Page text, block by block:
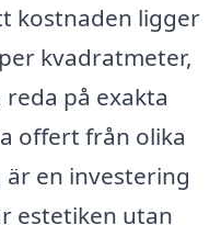
kostnaden ligger
kvadratmeter,
på exakta
offert från olika
är en investering
estetiken utan